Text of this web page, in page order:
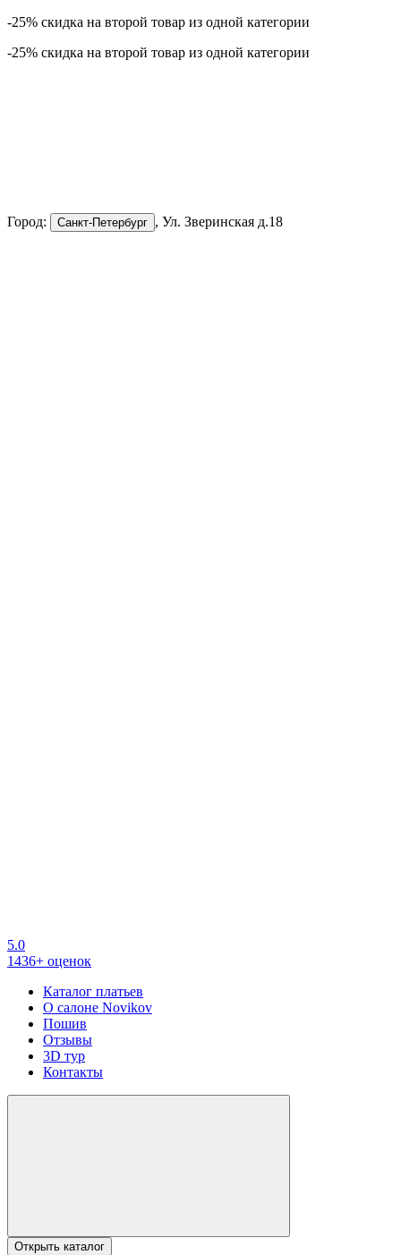
-25% скидка на второй товар из одной категории
-25% скидка на второй товар из одной категории
Город: Санкт-Петербург , Ул. Зверинская д.18
5.0
1436+ оценок
Каталог платьев
О салоне Novikov
Пошив
Отзывы
3D тур
Контакты
Открыть каталог